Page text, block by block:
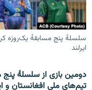
سلسلۀ پنج مسابقۀ یک‌روزه
ایرلند
دومین بازی از سلسلۀ